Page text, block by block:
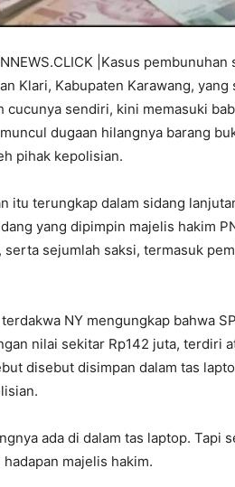
|Kasus
Klari, Kabupaten Karawang,
cucunya sendiri, kini memasuki
dugaan hilangnya barang
pihak kepolisian.
itu terungkap dalam sidang
yang dipimpin majelis hakim
serta sejumlah saksi, termasuk
NY mengungkap bahwa
nilai sekitar Rp142 juta, terdiri
disebut disimpan dalam tas
ada di dalam tas laptop. Tapi
majelis hakim.